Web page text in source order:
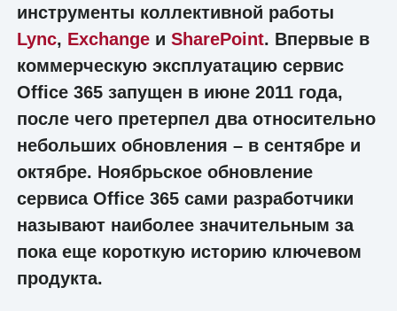
инструменты коллективной работы
Lync, Exchangeи SharePoint. Впервые в
коммерческую эксплуатацию сервис
Office 365 запущен в июне 2011 года,
после чего претерпел два относительно
небольших обновления – в сентябре и
октябре. Ноябрьское обновление
сервиса Office 365 сами разработчики
называют наиболее значительным за
пока еще короткую историю ключевом
продукта.